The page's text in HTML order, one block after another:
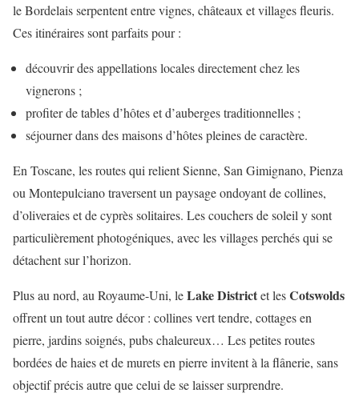
le Bordelais serpentent entre vignes, châteaux et villages fleuris.
Ces itinéraires sont parfaits pour :
découvrir des appellations locales directement chez les
vignerons ;
profiter de tables d’hôtes et d’auberges traditionnelles ;
séjourner dans des maisons d’hôtes pleines de caractère.
En Toscane, les routes qui relient Sienne, San Gimignano, Pienza
ou Montepulciano traversent un paysage ondoyant de collines,
d’oliveraies et de cyprès solitaires. Les couchers de soleil y sont
particulièrement photogéniques, avec les villages perchés qui se
détachent sur l’horizon.
Plus au nord, au Royaume-Uni, leLake Districtet lesCotswolds
offrent un tout autre décor : collines vert tendre, cottages en
pierre, jardins soignés, pubs chaleureux… Les petites routes
bordées de haies et de murets en pierre invitent à la flânerie, sans
objectif précis autre que celui de se laisser surprendre.